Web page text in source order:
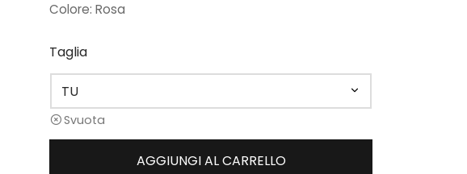
Colore: Rosa
Taglia
Svuota
AGGIUNGI AL CARRELLO